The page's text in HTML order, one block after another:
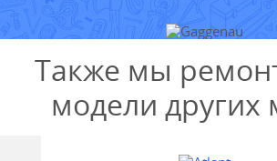
УЗНАТЬ
Также мы
модели других